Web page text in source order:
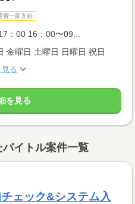
費一部支給
：00 16：00〜09...
金曜日 土曜日 日曜日 祝日
見る
を見る
イトル案件一覧
ェック&システム入